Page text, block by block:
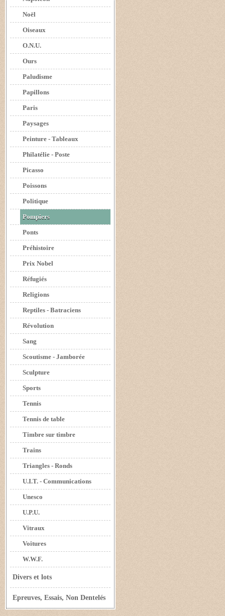
Noël
Oiseaux
O.N.U.
Ours
Paludisme
Papillons
Paris
Paysages
Peinture - Tableaux
Philatélie - Poste
Picasso
Poissons
Politique
Pompiers
Ponts
Préhistoire
Prix Nobel
Réfugiés
Religions
Reptiles - Batraciens
Révolution
Sang
Scoutisme - Jamborée
Sculpture
Sports
Tennis
Tennis de table
Timbre sur timbre
Trains
Triangles - Ronds
U.I.T. - Communications
Unesco
U.P.U.
Vitraux
Voitures
W.W.F.
Divers et lots
Epreuves, Essais, Non Dentelés